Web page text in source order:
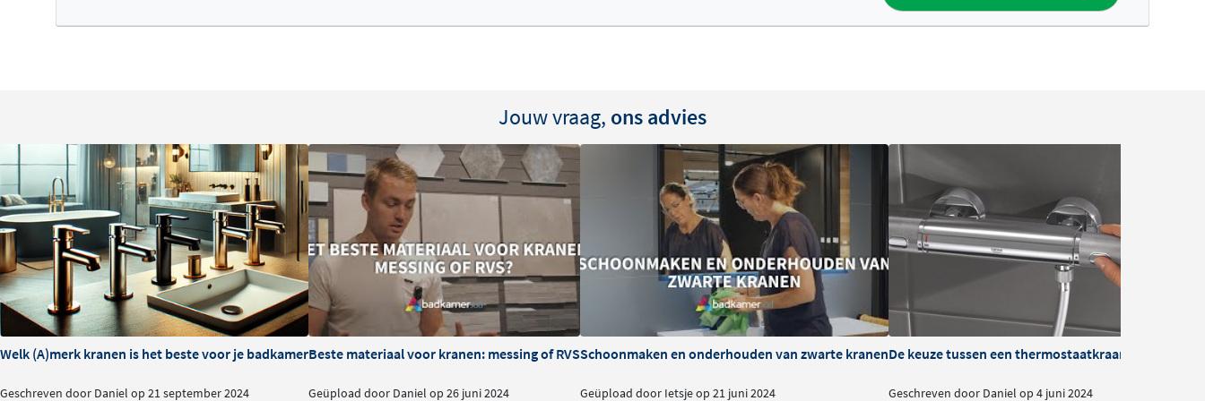
Jouw vraag, ons advies
Welk (A)merk kranen is het beste voor je badkamer?
Geschreven door Daniel op 21 september 2024
Beste materiaal voor kranen: messing of RVS
Geüpload door Daniel op 26 juni 2024
Schoonmaken en onderhouden van zwarte kranen
Geüpload door Ietsje op 21 juni 2024
De keuze tussen een thermostaatkraan of
Geschreven door Daniel op 4 juni 2024